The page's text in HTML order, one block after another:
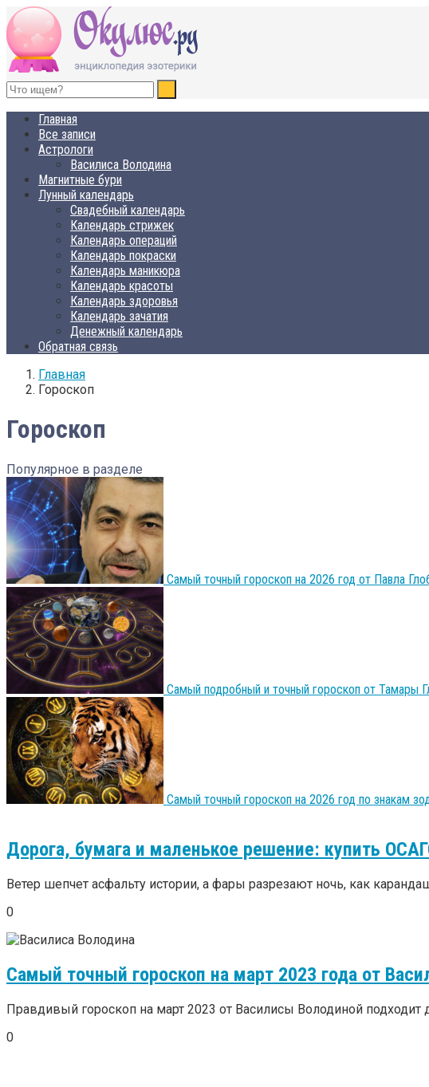
ОКУЛЮС.РУ
Нет счастья, равного спокойствию
Главная
Все записи
Астрологи
Василиса Володина
Магнитные бури
Лунный календарь
Свадебный календарь
Календарь стрижек
Календарь операций
Календарь покраски
Календарь маникюра
Календарь красоты
Календарь здоровья
Календарь зачатия
Денежный календарь
Обратная связь
Главная
Гороскоп
Гороскоп
Популярное в разделе
Самый точный гороскоп на 2026 год от Павла
Самый подробный и точный гороскоп от Тамары
Самый точный гороскоп на 2026 год по знакам
Дорога, бумага и маленькое решение: купить
Ветер шепчет асфальту истории, а фары разрезают ночь, как
0
Самый точный гороскоп на март 2023 года от
Правдивый гороскоп на март 2023 от Василисы Володиной подходит
0